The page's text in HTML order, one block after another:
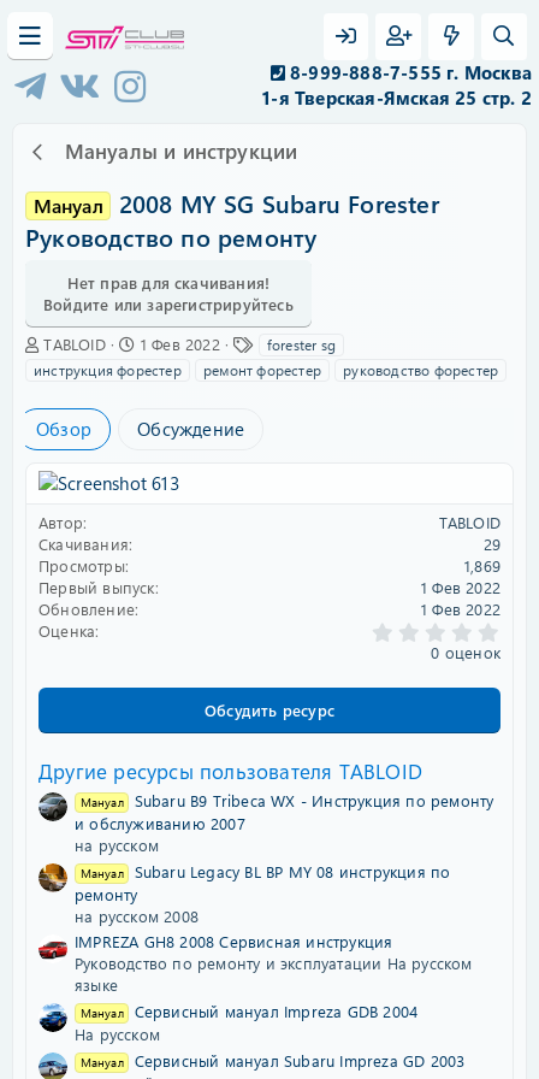
8-999-888-7-555 г. Москва
1-я Тверская-Ямская 25 стр. 2
Мануалы и инструкции
Мануал
2008 MY SG Subaru Forester
Руководство по ремонту
Нет прав для скачивания!
Войдите или зарегистрируйтесь
А
в
о
р
TABLOID
Д
а
с
з
д
я
1 Фев 2022
е
г
forester sg
инструкция форестер
ремонт форестер руководство форестер
Обзор Обсуждение
Автор
TABLOID
Скачивания
29
Просмотры
1,869
Первый выпуск
1 Фев 2022
Обновление
1 Фев 2022
Оценка
.
0
0 оценок
Обсудить ресурс
Другие ресурсы пользователя TABLOID
Мануал
Subaru B9 Tribeca WX - Инструкция по ремонту
и обслуживанию 2007
на русском
Мануал
Subaru Legacy BL BP MY 08 инструкция по
ремонту
на русском 2008
IMPREZA GH8 2008 Сервисная инструкция
Руководство по ремонту и эксплуатации На русском
языке
Мануал
Сервисный мануал Impreza GDB 2004
На русском
Мануал
Сервисный мануал Subaru Impreza GD 2003